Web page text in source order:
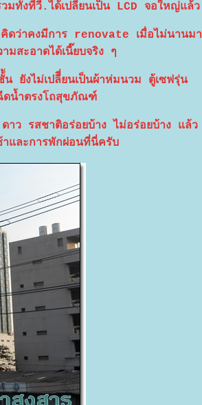
วมทั้งทีวี.ได้เปลี่ยนเป็น LCD จอใหญ่แล้ว
ดว่าคงมีการ renovate เมื่อไม่นานมา
มสะอาดได้เนี๊ยบจริง ๆ
ยังไม่เปลีี่ยนเป็นผ้าห่มนวม ตู้เซฟรุ่น
ดน้ำตรงโถสุขภัณฑ์
าว รสชาติอร่อยบ้าง ไม่อร่อยบ้าง แล้ว
และการพักผ่อนที่นี่ครับ